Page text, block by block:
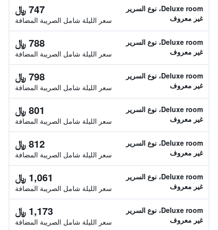
Deluxe room، نوع السرير
غير معروف
747 ﷼
سعر الليلة شامل الصريبة المضافة
Deluxe room، نوع السرير
غير معروف
788 ﷼
سعر الليلة شامل الصريبة المضافة
Deluxe room، نوع السرير
غير معروف
798 ﷼
سعر الليلة شامل الصريبة المضافة
Deluxe room، نوع السرير
غير معروف
801 ﷼
سعر الليلة شامل الصريبة المضافة
Deluxe room، نوع السرير
غير معروف
812 ﷼
سعر الليلة شامل الصريبة المضافة
Deluxe room، نوع السرير
غير معروف
1,061 ﷼
سعر الليلة شامل الصريبة المضافة
Deluxe room، نوع السرير
غير معروف
1,173 ﷼
سعر الليلة شامل الصريبة المضافة